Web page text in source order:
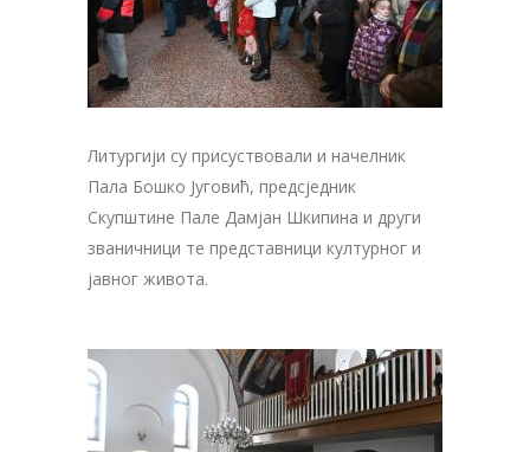
Литургији су присуствовали и начелник
Пала Бошко Југовић, предсједник
Скупштине Пале Дамјан Шкипина и други
званичници те представници културног и
јавног живота.